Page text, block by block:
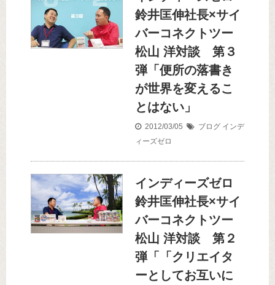
鈴井匡伸社長×サイ
バーコネクトツー
松山 洋対談 第３
弾「便所の落書き
が世界を変えるこ
とはない」
2012/03/05 ブログ インデ
ィーズゼロ
インディーズゼロ
鈴井匡伸社長×サイ
バーコネクトツー
松山 洋対談 第２
弾「「クリエイタ
ーとしてお互いに